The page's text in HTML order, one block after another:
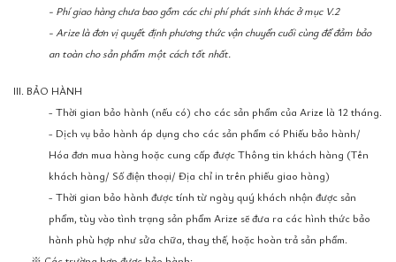
- Phí giao hàng chưa bao gồm các chi phí phát sinh khác ở mục V.2
- Arize là đơn vị quyết định phương thức vận chuyển cuối cùng để đảm bảo
an toàn cho sản phẩm một cách tốt nhất.
III. BẢO HÀNH
- Thời gian bảo hành (nếu có) cho các sản phẩm của Arize là 12 tháng.
- Dịch vụ bảo hành áp dụng cho các sản phẩm có Phiếu bảo hành/
Hóa đơn mua hàng hoặc cung cấp được Thông tin khách hàng (Tên
khách hàng/ Số điện thoại/ Địa chỉ in trên phiếu giao hàng)
- Thời gian bảo hành được tính từ ngày quý khách nhận được sản
phẩm, tùy vào tình trạng sản phẩm Arize sẽ đưa ra các hình thức bảo
hành phù hợp như sửa chữa, thay thế, hoặc hoàn trả sản phẩm.